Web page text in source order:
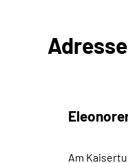
Am